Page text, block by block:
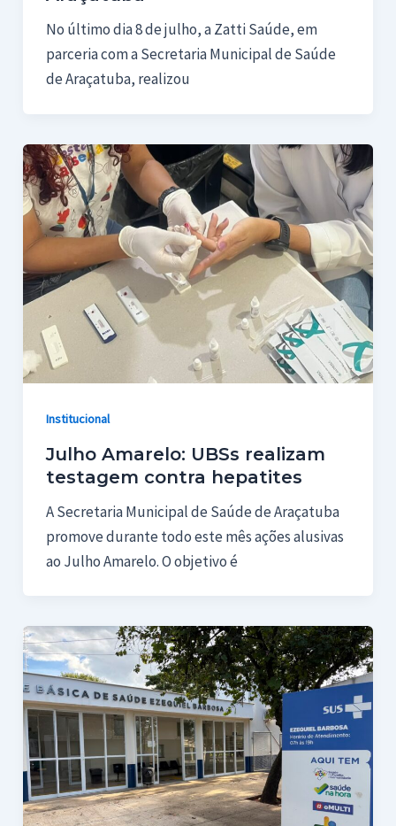
No último dia 8 de julho, a Zatti Saúde, em
parceria com a Secretaria Municipal de Saúde
de Araçatuba, realizou
Institucional
Julho Amarelo: UBSs realizam
testagem contra hepatites
A Secretaria Municipal de Saúde de Araçatuba
promove durante todo este mês ações alusivas
ao Julho Amarelo. O objetivo é